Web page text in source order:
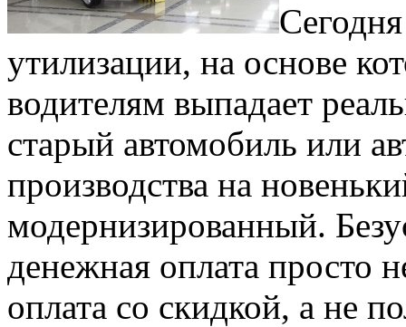
утилизации, на основе
водителям выпадает
старый автомобиль или
производства на
модернизированный.
денежная оплата просто
оплата со скидкой, а не